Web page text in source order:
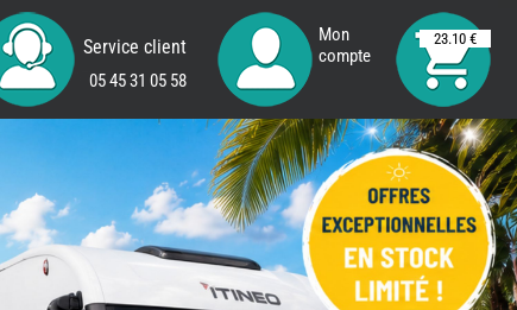
Service client
05 45 31 05 58
Mon
compte
23.10 €